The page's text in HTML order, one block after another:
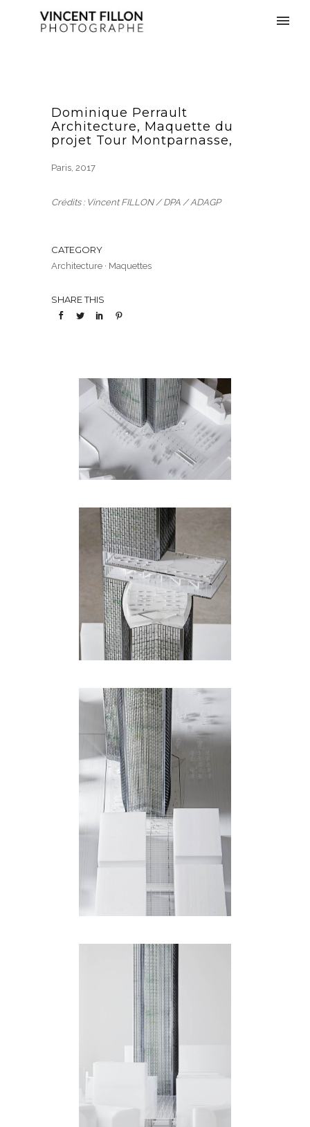
Dominique Perrault
Architecture, Maquette du
projet Tour Montparnasse,
Paris, 2017
Crédits : Vincent FILLON / DPA / ADAGP
CATEGORY
Architecture · Maquettes
SHARE THIS